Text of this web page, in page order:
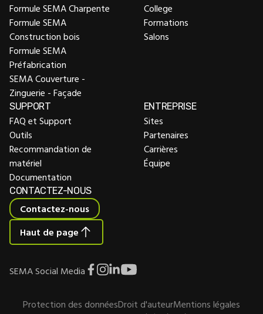
Formule SEMA Charpente
Formule SEMA
Construction bois
Formule SEMA
Préfabrication
SEMA Couverture -
Zinguerie - Façade
College
Formations
Salons
SUPPORT
FAQ et Support
Outils
Recommandation de
matériel
Documentation
ENTREPRISE
Sites
Partenaires
Carrières
Équipe
CONTACTEZ-NOUS
Contactez-nous
Haut de page
SEMA Social Media
Protection des donnéesDroit d'auteurMentions légales